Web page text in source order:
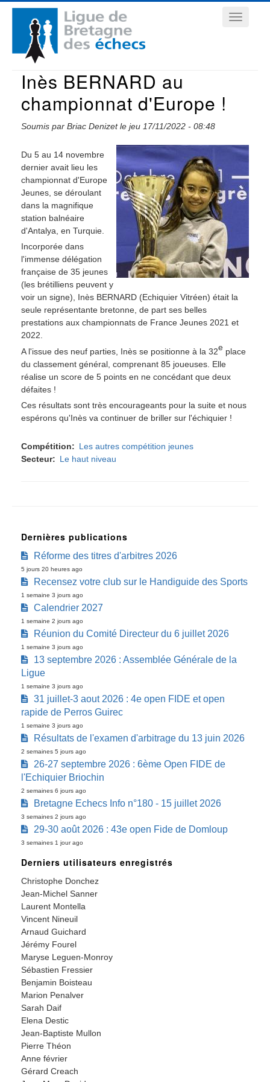
Aller
contenu
principal
Navigation
principale
Inès BERNARD au
championnat d'Europe !
Soumis par Briac Denizetle jeu 17/11/2022 - 08:48
Du 5 au 14 novembre
dernier avait lieu les
championnat d'Europe
Jeunes, se déroulant
dans la magnifique
station balnéaire
d'Antalya, en Turquie.
Incorporée dans
l'immense délégation
française de 35 jeunes
(les brétilliens peuvent y
voir un signe), Inès BERNARD (Echiquier Vitréen) était la
seule représentante bretonne, de part ses belles
prestations aux championnats de France Jeunes 2021 et
2022.
A l'issue des neuf parties, Inès se positionne à la 32e place
du classement général, comprenant 85 joueuses. Elle
réalise un score de 5 points en ne concédant que deux
défaites !
Ces résultats sont très encourageants pour la suite et nous
espérons qu'Inès va continuer de briller sur l'échiquier !
Compétition
Les autres compétition jeunes
Secteur
Le haut niveau
Dernières publications
Réforme des titres d'arbitres 2026
5 jours 20 heures ago
Recensez votre club sur le Handiguide des Sports
1 semaine 3 jours ago
Calendrier 2027
1 semaine 2 jours ago
Réunion du Comité Directeur du 6 juillet 2026
1 semaine 3 jours ago
13 septembre 2026 : Assemblée Générale de la
Ligue
1 semaine 3 jours ago
31 juillet-3 aout 2026 : 4e open FIDE et open
rapide de Perros Guirec
1 semaine 3 jours ago
Résultats de l'examen d'arbitrage du 13 juin 2026
2 semaines 5 jours ago
26-27 septembre 2026 : 6ème Open FIDE de
l'Echiquier Briochin
2 semaines 6 jours ago
Bretagne Echecs Info n°180 - 15 juillet 2026
3 semaines 2 jours ago
29-30 août 2026 : 43e open Fide de Domloup
3 semaines 1 jour ago
Derniers utilisateurs enregistrés
Christophe Donchez
Jean-Michel Sanner
Laurent Montella
Vincent Nineuil
Arnaud Guichard
Jérémy Fourel
Maryse Leguen-Monroy
Sébastien Fressier
Benjamin Boisteau
Marion Penalver
Sarah Daif
Elena Destic
Jean-Baptiste Mullon
Pierre Théon
Anne février
Gérard Creach